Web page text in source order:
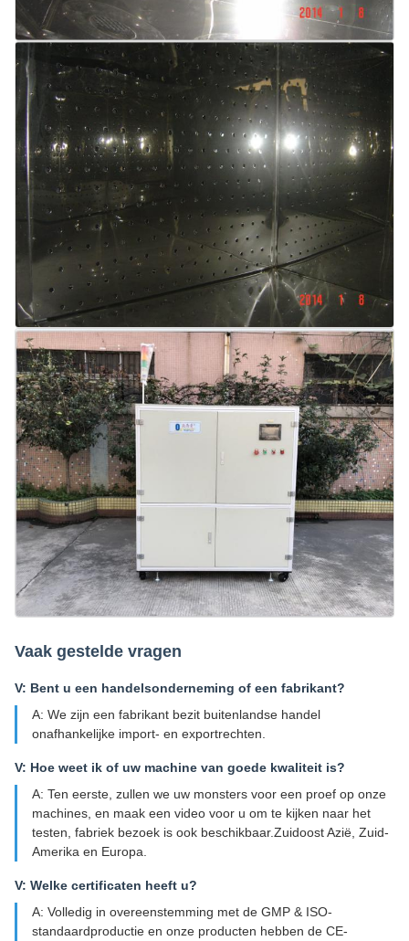
Vaak gestelde vragen
V: Bent u een handelsonderneming of een fabrikant?
A: We zijn een fabrikant bezit buitenlandse handel
onafhankelijke import- en exportrechten.
V: Hoe weet ik of uw machine van goede kwaliteit is?
A: Ten eerste, zullen we uw monsters voor een proef op onze
machines, en maak een video voor u om te kijken naar het
testen, fabriek bezoek is ook beschikbaar.Zuidoost Azië, Zuid-
Amerika en Europa.
V: Welke certificaten heeft u?
A: Volledig in overeenstemming met de GMP & ISO-
standaardproductie en onze producten hebben de CE-